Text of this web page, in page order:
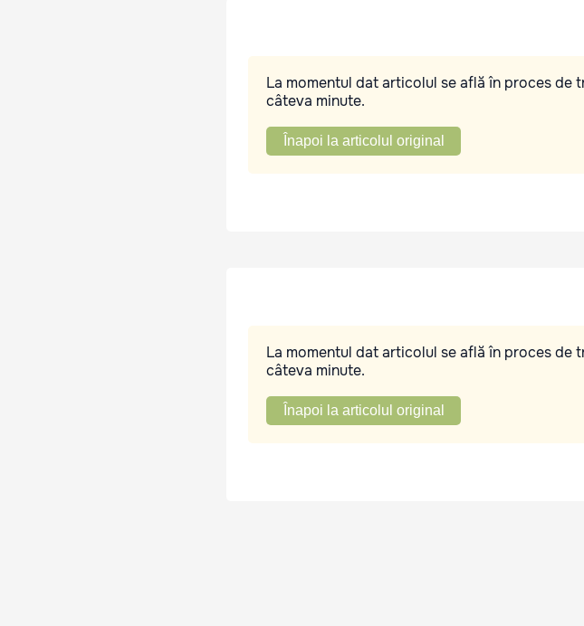
La momentul dat articolul se află în proces de
câteva minute.
Înapoi la articolul original
La momentul dat articolul se află în proces de
câteva minute.
Înapoi la articolul original